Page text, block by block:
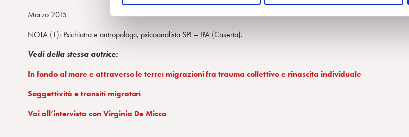
e
e
l
o
s
e
Marzo 2015
NOTA (1): Psichiatra e antropologa, psicoanalista SPI – IPA (Caserta).
Vedi della stessa autrice:
In fondo al mare e attraverso le terre: migrazioni fra trauma collettivo e rinascita individuale
Soggettività e transiti migratori
Vai all’intervista con Virginia De Micco